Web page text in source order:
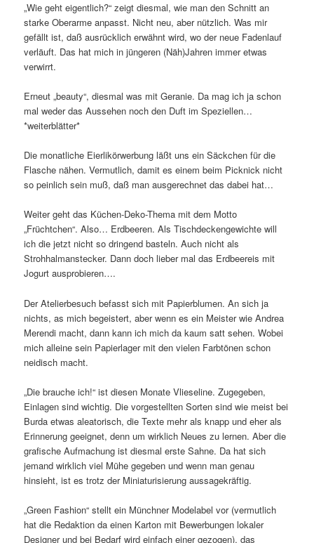
„Wie geht eigentlich?“ zeigt diesmal, wie man den Schnitt an
starke Oberarme anpasst. Nicht neu, aber nützlich. Was mir
gefällt ist, daß ausrücklich erwähnt wird, wo der neue Fadenlauf
verläuft. Das hat mich in jüngeren (Näh)Jahren immer etwas
verwirrt.
Erneut „beauty“, diesmal was mit Geranie. Da mag ich ja schon
mal weder das Aussehen noch den Duft im Speziellen…
*weiterblätter*
Die monatliche Eierlikörwerbung läßt uns ein Säckchen für die
Flasche nähen. Vermutlich, damit es einem beim Picknick nicht
so peinlich sein muß, daß man ausgerechnet das dabei hat…
Weiter geht das Küchen-Deko-Thema mit dem Motto
„Früchtchen“. Also… Erdbeeren. Als Tischdeckengewichte will
ich die jetzt nicht so dringend basteln. Auch nicht als
Strohhalmanstecker. Dann doch lieber mal das Erdbeereis mit
Jogurt ausprobieren….
Der Atelierbesuch befasst sich mit Papierblumen. An sich ja
nichts, as mich begeistert, aber wenn es ein Meister wie Andrea
Merendi macht, dann kann ich mich da kaum satt sehen. Wobei
mich alleine sein Papierlager mit den vielen Farbtönen schon
neidisch macht.
„Die brauche ich!“ ist diesen Monate Vlieseline. Zugegeben,
Einlagen sind wichtig. Die vorgestellten Sorten sind wie meist bei
Burda etwas aleatorisch, die Texte mehr als knapp und eher als
Erinnerung geeignet, denn um wirklich Neues zu lernen. Aber die
grafische Aufmachung ist diesmal erste Sahne. Da hat sich
jemand wirklich viel Mühe gegeben und wenn man genau
hinsieht, ist es trotz der Miniaturisierung aussagekräftig.
„Green Fashion“ stellt ein Münchner Modelabel vor (vermutlich
hat die Redaktion da einen Karton mit Bewerbungen lokaler
Designer und bei Bedarf wird einfach einer gezogen), das